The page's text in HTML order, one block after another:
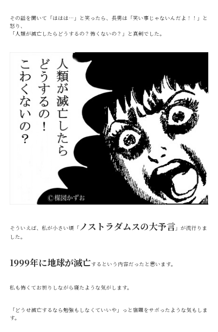
その話を聞いて「ははは…」と笑ったら、長男は「笑い事じゃないんだよ！！」と
怒り、
「人類が滅亡したらどうするの？怖くないの？」と真剣でした。
そういえば、私が小さい頃「 ノストラダムスの大予言 」が流行りま
した。
1999年に地球が滅亡するという内容だったと思います。
私も怖くてお祈りしながら寝たような気がします。
「どうせ滅亡するなら勉強もしなくていいや」っと宿題をサボったような気もしま
す。